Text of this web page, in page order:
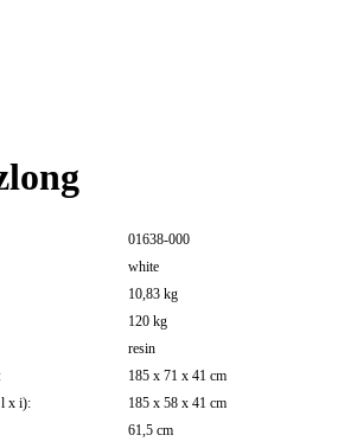
01638-000
white
10,83 kg
120 kg
resin
185 x 71 x 41 cm
l x i):
185 x 58 x 41 cm
61,5 cm